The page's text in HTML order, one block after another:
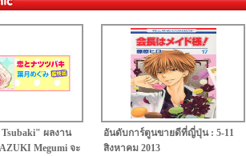
ผลงาน
Megumi จะ
อันดับการ์ตูนขายดีที่ญี่ปุ่น : 5-11
สิงหาคม 2013